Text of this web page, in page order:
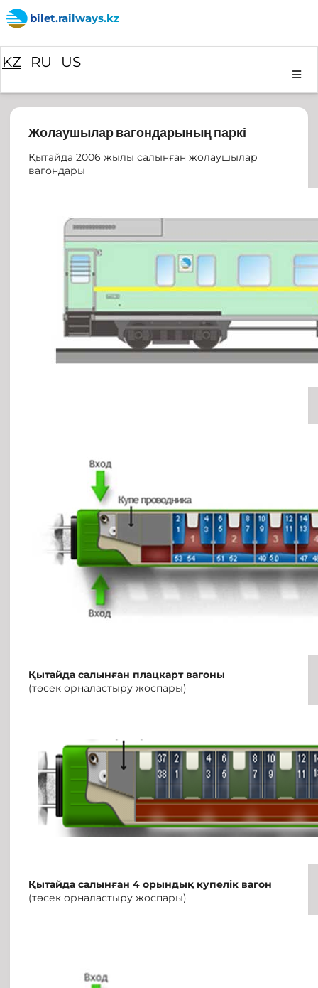
bilet.railways.kz
KZ RU US
Жолаушылар вагондарының паркі
Қытайда 2006 жылы салынған жолаушылар
вагондары
Қытайда салынған плацкарт вагоны
(төсек орналастыру жоспары)
Қытайда салынған4 орындық купелік вагон
(төсек орналастыру жоспары)